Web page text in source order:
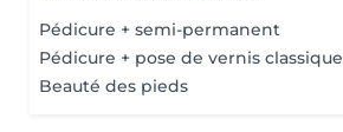
Pédicure + semi-permanent
Pédicure + pose de vernis classique
Beauté des pieds